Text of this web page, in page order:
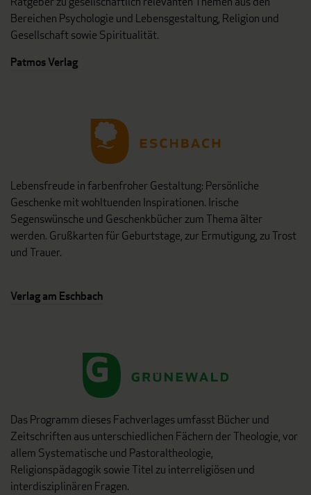
Bereichen Psychologie und Lebensgestaltung, Religion und
Gesellschaft sowie Spiritualität.
Patmos Verlag
Lebensfreude in farbenfroher Gestaltung: Persönliche
Geschenke mit wohltuenden Inspirationen. Irische
Segenswünsche und Geschenkbücher zum Thema älter
werden. Grußkarten für Geburtstage, zur Ermutigung, zu Trost
und Trauer.
Verlag am Eschbach
Das Programm dieses Fachverlages umfasst Bücher und
Zeitschriften aus unterschiedlichen Fächern der Theologie, vor
allem Systematische und Pastoraltheologie,
Religionspädagogik sowie Titel zu interreligiösen und
interdisziplinären Fragen.